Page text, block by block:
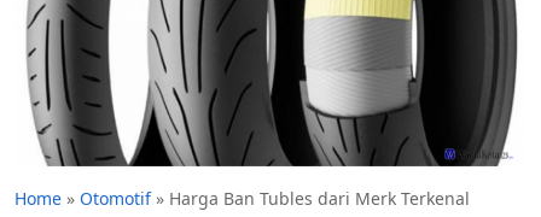
Home » Otomotif» Harga Ban Tubles dari Merk Terkenal